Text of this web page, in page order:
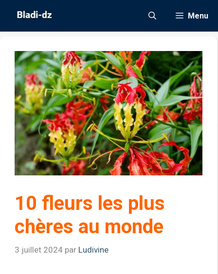
contenu
Menu
10 fleurs les plus
chères au monde
3 juillet 2024 par Ludivine